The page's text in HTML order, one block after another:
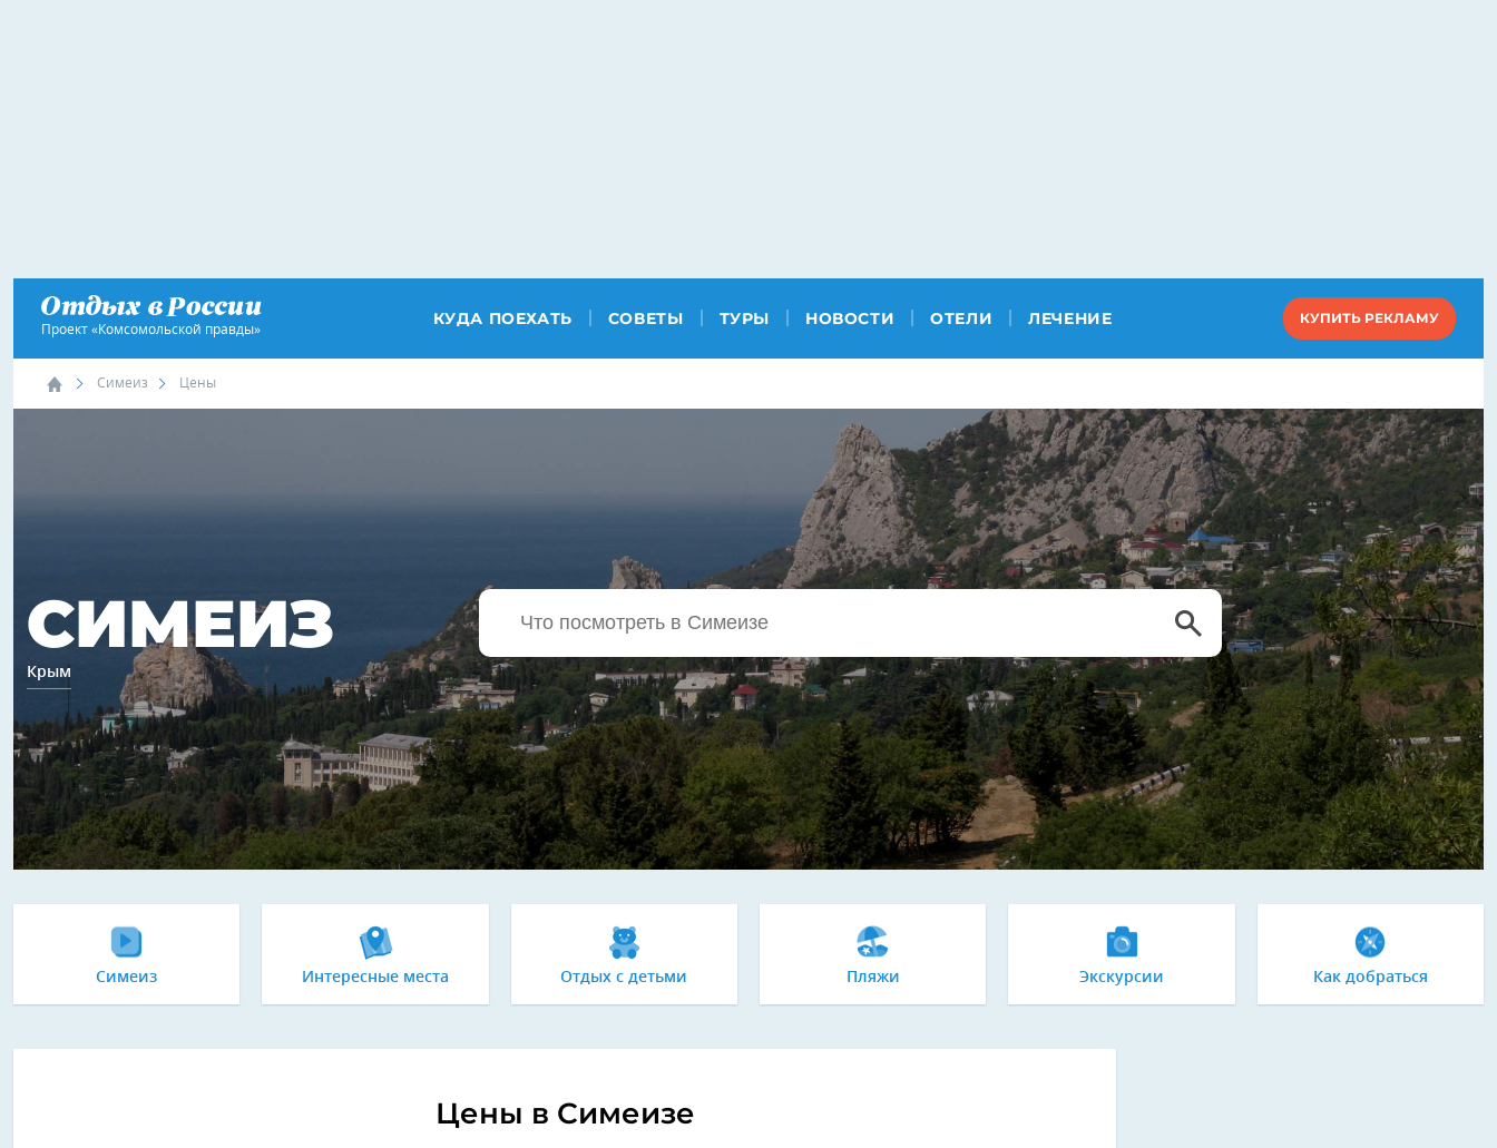
Проект «Комсомольской правды»
КУДА ПОЕХАТЬ СОВЕТЫ ТУРЫ НОВОСТИ ОТЕЛИ ЛЕЧЕНИЕ КУПИТЬ РЕКЛАМУ
Симеиз Цены
СИМЕИЗ
Крым
Симеиз Интересные места Отдых с детьми Пляжи Экскурсии Как добраться
Цены в Симеизе